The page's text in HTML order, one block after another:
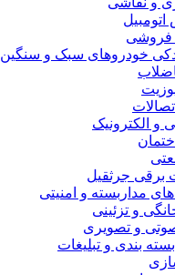
فروشی
خودروهای سبک و سنگین
و الکترونیک
برقی جرثقیل
مداربسته و امنیتی
و تزئینی
و تصویری
بندی و تبلیغات